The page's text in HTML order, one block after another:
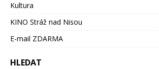
Kultura
KINO Stráž nad Nisou
E-mail ZDARMA
HLEDAT